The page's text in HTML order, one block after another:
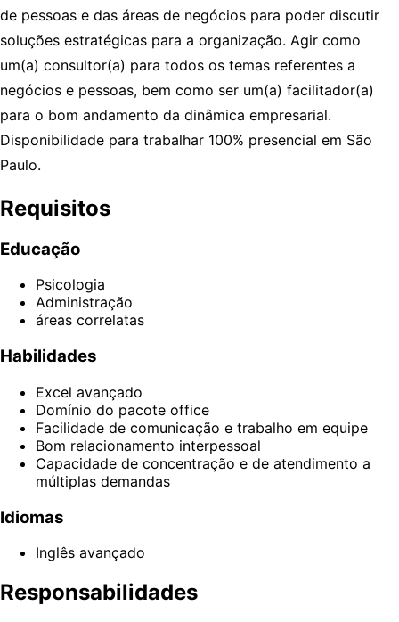
de pessoas e das áreas de negócios para poder discutir
soluções estratégicas para a organização. Agir como
um(a) consultor(a) para todos os temas referentes a
negócios e pessoas, bem como ser um(a) facilitador(a)
para o bom andamento da dinâmica empresarial.
Disponibilidade para trabalhar 100% presencial em São
Paulo.
Requisitos
Educação
Psicologia
Administração
áreas correlatas
Habilidades
Excel avançado
Domínio do pacote office
Facilidade de comunicação e trabalho em equipe
Bom relacionamento interpessoal
Capacidade de concentração e de atendimento a
múltiplas demandas
Idiomas
Inglês avançado
Responsabilidades